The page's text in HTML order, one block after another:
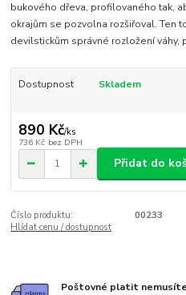
bukového dřeva, profilovaného tak,
okrajům se pozvolna rozšiřoval. Ten
devilstickům správné rozložení váhy,
Dostupnost Skladem
890 Kč/ks
736 Kč bez DPH
Přidat do
Číslo produktu:
00233
Hlídat cenu / dostupnost
Poštovné platit nemusíte